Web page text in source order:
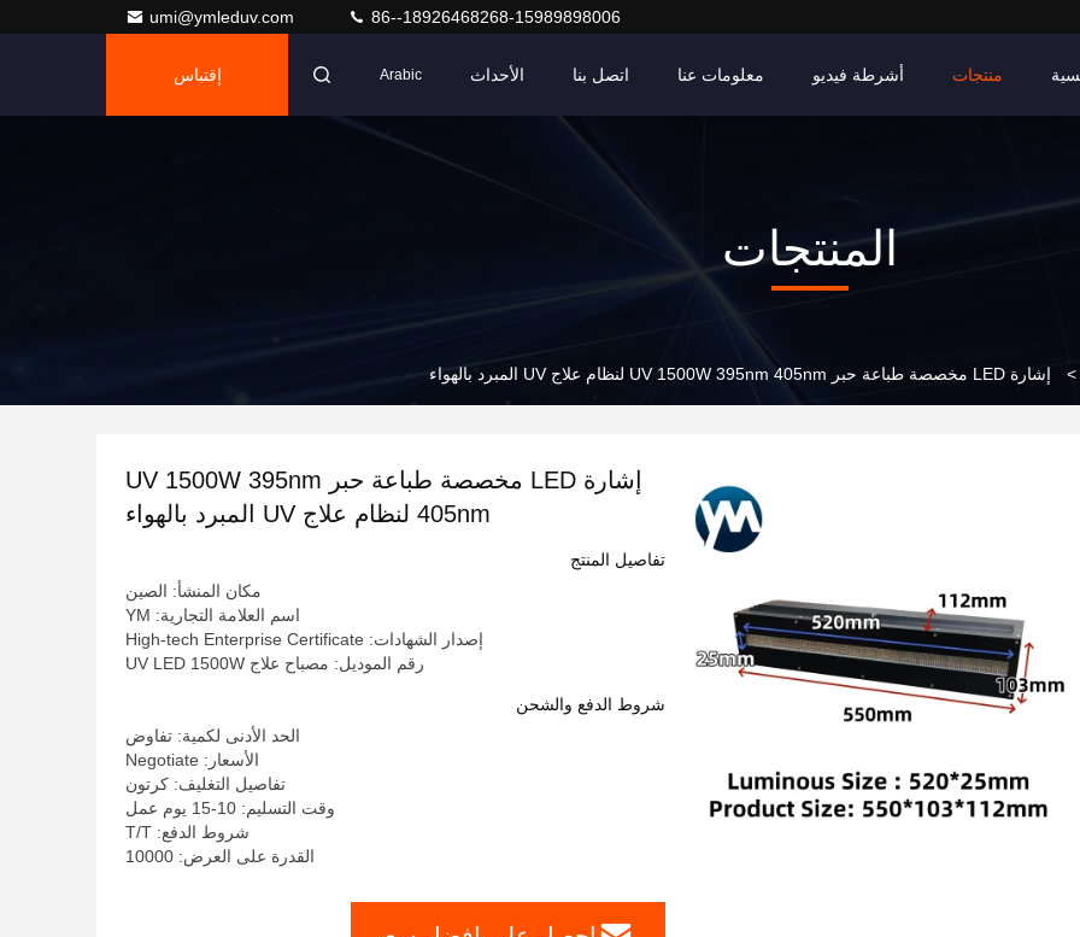
umi@ymleduv.com 86--18926468268-15989898006
منتجات أشرطة فيديو معلومات عنا اتصل بنا الأحداث Arabic إقتباس
المنتجات
> إشارة LED مخصصة طباعة حبر UV 1500W 395nm 405nm لنظام علاج UV المبرد بالهواء
إشارة LED مخصصة طباعة حبر UV 1500W 395nm
405nm لنظام علاج UV المبرد بالهواء
تفاصيل المنتج
مكان المنشأ: الصين
اسم العلامة التجارية: YM
إصدار الشهادات: High-tech Enterprise Certificate
رقم الموديل: مصباح علاج UV LED 1500W
شروط الدفع والشحن
الحد الأدنى لكمية: تفاوض
الأسعار: Negotiate
تفاصيل التغليف: كرتون
وقت التسليم: 10-15 يوم عمل
شروط الدفع: T/T
القدرة على العرض: 10000